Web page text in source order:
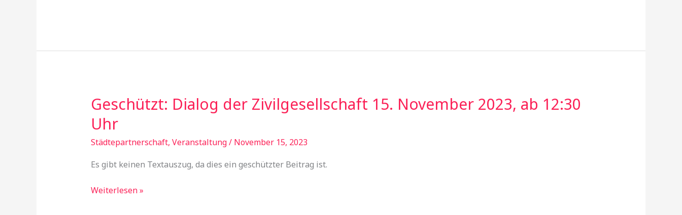
Geschützt: Dialog der Zivilgesellschaft 15. November 2023, ab 12:30
Uhr
Städtepartnerschaft, Veranstaltung/ November 15, 2023
Es gibt keinen Textauszug, da dies ein geschützter Beitrag ist.
Geschützt:
der
Zivilgesellschaft
November
ab
Weiterlesen »